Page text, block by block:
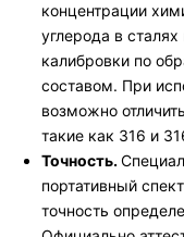
концентрации
углерода в
калибровки по
составом. При
возможно
такие как 316 и
Точность.
портативный
точность